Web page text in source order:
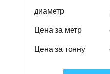
диаметр
Цена за метр
Цена за тонну